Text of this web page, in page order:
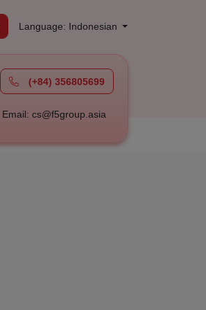
Language: Indonesian
(+84) 356805699
Email: cs@f5group.asia